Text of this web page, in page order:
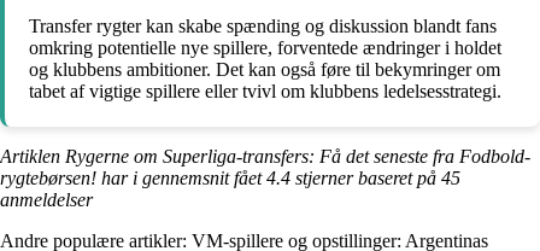
Transfer rygter kan skabe spænding og diskussion blandt fans
omkring potentielle nye spillere, forventede ændringer i holdet
og klubbens ambitioner. Det kan også føre til bekymringer om
tabet af vigtige spillere eller tvivl om klubbens ledelsesstrategi.
Artiklen Rygerne om Superliga-transfers: Få det seneste fra Fodbold-
rygtebørsen! har i gennemsnit fået4.4 stjerner baseret på 45
anmeldelser
Andre populære artikler: VM-spillere og opstillinger: Argentinas